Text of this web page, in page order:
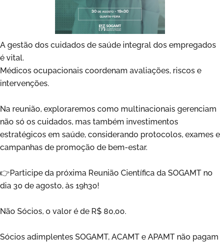
A gestão dos cuidados de saúde integral dos empregados
é vital.
Médicos ocupacionais coordenam avaliações, riscos e
intervenções.
Na reunião, exploraremos como multinacionais gerenciam
não só os cuidados, mas também investimentos
estratégicos em saúde, considerando protocolos, exames e
campanhas de promoção de bem-estar.
👉Participe da próxima Reunião Científica da SOGAMT no
dia 30 de agosto, às 19h30!
Não Sócios, o valor é de R$ 80,00.
Sócios adimplentes SOGAMT, ACAMT e APAMT não pagam